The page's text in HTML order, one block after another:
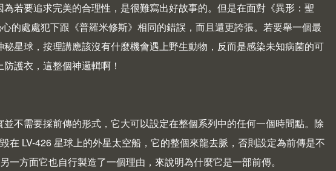
若要追求完美的合理性，是很難寫出好故事的。但是在面對《異形：聖
的處處犯下跟《普羅米修斯》相同的錯誤，而且還更誇張。若要舉一個最
星球，按理講應該沒有什麼機會遇上野生動物，反而是感染未知病菌的可
護衣，這整個神邏輯啊！
不需要採前傳的形式，它大可以設定在整個系列中的任何一個時間點。除
在 LV-426 星球上的外星太空船，它的整個來龍去脈，否則設定為前傳是不
方面它也自行製造了一個理由，來說明為什麼它是一部前傳。